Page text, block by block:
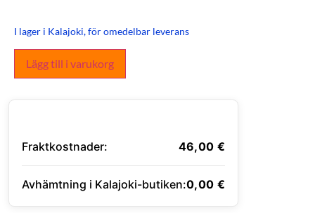
I lager i Kalajoki, för omedelbar leverans
Lägg till i varukorg
Fraktkostnader: 46,00 €
Avhämtning i Kalajoki-butiken:0,00 €